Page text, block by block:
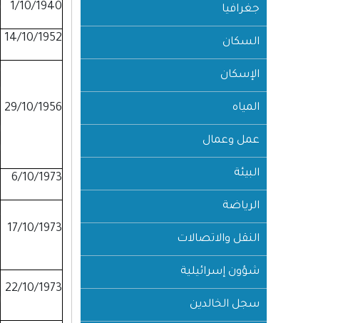
جغرافيا
السكان
الإسكان
المياه
عمل وعمال
البيئة
الرياضة
النقل والاتصالات
شؤون إسرائيلية
سجل الخالدين
1/10/1940
14/10/1952
29/10/1956
6/10/1973
17/10/1973
22/10/1973